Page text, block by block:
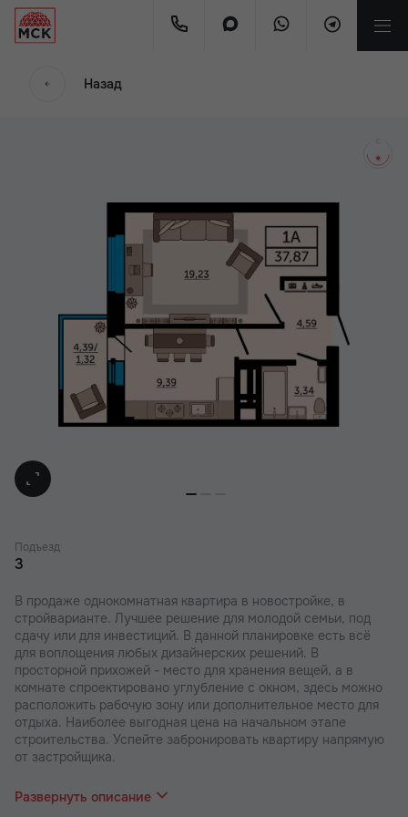
Назад
Подъезд
3
В продаже однокомнатная квартира в новостройке, в
стройварианте. Лучшее решение для молодой семьи, под
сдачу или для инвестиций. В данной планировке есть всё
для воплощения любых дизайнерских решений. В
просторной прихожей - место для хранения вещей, а в
комнате спроектировано углубление с окном, здесь можно
расположить рабочую зону или дополнительное место для
отдыха. Наиболее выгодная цена на начальном этапе
строительства. Успейте забронировать квартиру напрямую
от застройщика.
отделе продаж вас проконсультируют по актуальным
предложениям.
Развернуть описание